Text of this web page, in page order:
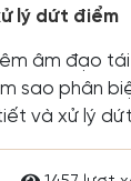
lý dứt điểm
âm đạo
sao phân
và xử lý